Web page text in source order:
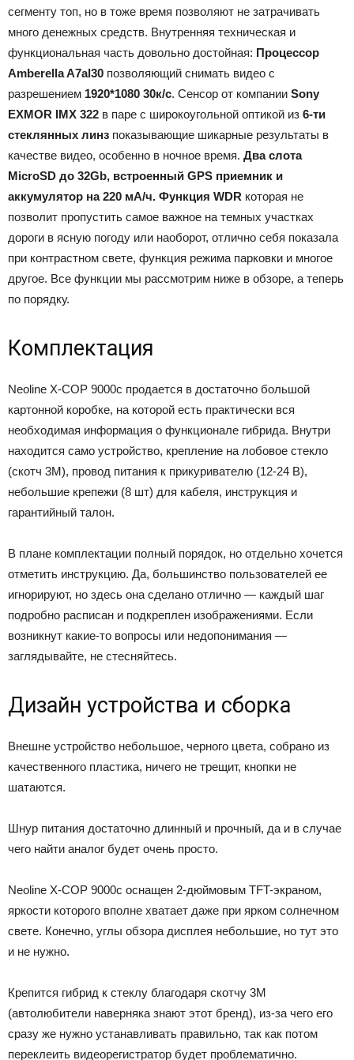
сегменту топ, но в тоже время позволяют не затрачивать
много денежных средств. Внутренняя техническая и
функциональная часть довольно достойная: Процессор
Amberella A7al30 позволяющий снимать видео с
разрешением 1920*1080 30к/с. Сенсор от компании Sony
EXMOR IMX 322 в паре с широкоугольной оптикой из 6-ти
стеклянных линз показывающие шикарные результаты в
качестве видео, особенно в ночное время. Два слота
MicroSD до 32Gb, встроенный GPS приемник и
аккумулятор на 220 мА/ч. Функция WDR которая не
позволит пропустить самое важное на темных участках
дороги в ясную погоду или наоборот, отлично себя показала
при контрастном свете, функция режима парковки и многое
другое. Все функции мы рассмотрим ниже в обзоре, а теперь
по порядку.
Комплектация
Neoline X-COP 9000с продается в достаточно большой
картонной коробке, на которой есть практически вся
необходимая информация о функционале гибрида. Внутри
находится само устройство, крепление на лобовое стекло
(скотч 3М), провод питания к прикуривателю (12-24 В),
небольшие крепежи (8 шт) для кабеля, инструкция и
гарантийный талон.
В плане комплектации полный порядок, но отдельно хочется
отметить инструкцию. Да, большинство пользователей ее
игнорируют, но здесь она сделано отлично — каждый шаг
подробно расписан и подкреплен изображениями. Если
возникнут какие-то вопросы или недопонимания —
заглядывайте, не стесняйтесь.
Дизайн устройства и сборка
Внешне устройство небольшое, черного цвета, собрано из
качественного пластика, ничего не трещит, кнопки не
шатаются.
Шнур питания достаточно длинный и прочный, да и в случае
чего найти аналог будет очень просто.
Neoline X-COP 9000c оснащен 2-дюймовым TFT-экраном,
яркости которого вполне хватает даже при ярком солнечном
свете. Конечно, углы обзора дисплея небольшие, но тут это
и не нужно.
Крепится гибрид к стеклу благодаря скотчу 3М
(автолюбители наверняка знают этот бренд), из-за чего его
сразу же нужно устанавливать правильно, так как потом
переклеить видеорегистратор будет проблематично.